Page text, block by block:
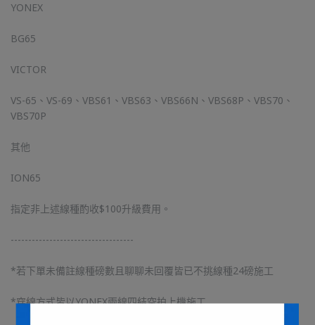
YONEX
BG65
VICTOR
VS-65、VS-69、VBS61、VBS63、VBS66N、VBS68P、VBS70、
VBS70P
其他
ION65
指定非上述線種酌收$100升級費用。
-----------------------------------
*若下單未備註線種磅數且聊聊未回覆皆已不挑線種24磅施工
*穿線方式皆以YONEX兩線四結空拍上機施工